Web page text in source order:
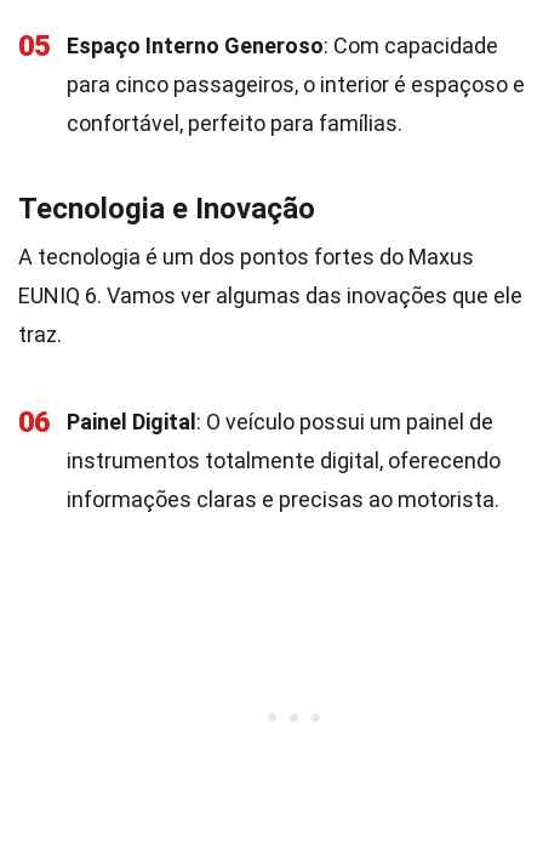
05 Espaço Interno Generoso: Com capacidade
para cinco passageiros, o interior é espaçoso e
confortável, perfeito para famílias.
Tecnologia e Inovação
A tecnologia é um dos pontos fortes do Maxus
EUNIQ 6. Vamos ver algumas das inovações que ele
traz.
06 Painel Digital : O veículo possui um painel de
instrumentos totalmente digital, oferecendo
informações claras e precisas ao motorista.